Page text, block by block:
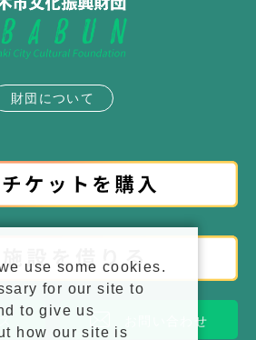
財団について
お問い合わせ
use some cookies.
for our site to
to give us
how our site is